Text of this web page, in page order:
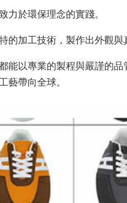
力於環保理念的實踐。
的加工技術，製作出外觀與
能以專業的製程與嚴謹的
藝帶向全球。